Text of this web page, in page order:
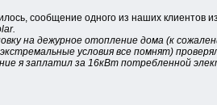
сообщение одного из наших клиентов
на дежурное отопление дома (к
условия все помнят)
я заплатил за 16кВт потребленной